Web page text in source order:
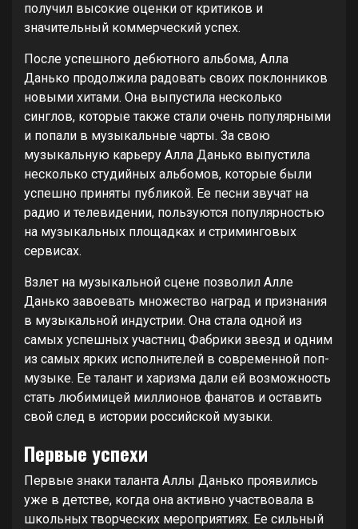
получил высокие оценки от критиков и
значительный коммерческий успех.
После успешного дебютного альбома, Алла
Данько продолжила радовать своих поклонников
новыми хитами. Она выпустила несколько
синглов, которые также стали очень популярными
и попали в музыкальные чарты. За свою
музыкальную карьеру Алла Данько выпустила
несколько студийных альбомов, которые были
успешно приняты публикой. Ее песни звучат на
радио и телевидении, пользуются популярностью
на музыкальных площадках и стриминговых
сервисах.
Взлет на музыкальной сцене позволил Алле
Данько завоевать множество наград и признания
в музыкальной индустрии. Она стала одной из
самых успешных участниц Фабрики звезд и одним
из самых ярких исполнителей в современной поп-
музыке. Ее талант и харизма дали ей возможность
стать любимицей миллионов фанатов и оставить
свой след в истории российской музыки.
Первые успехи
Первые знаки таланта Аллы Данько проявились
уже в детстве, когда она активно участвовала в
школьных творческих мероприятиях. Ее сильный